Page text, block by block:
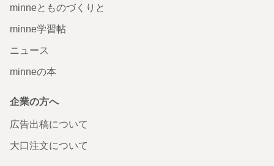
minneとものづくりと
minne学習帖
ニュース
minneの本
企業の方へ
広告出稿について
大口注文について